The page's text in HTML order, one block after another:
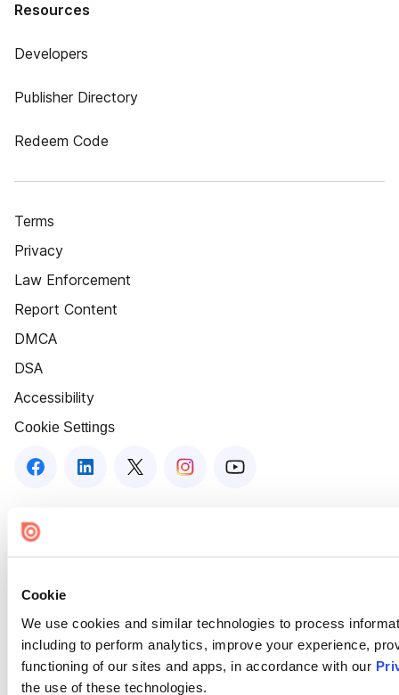
Cookie
We use cookies and similar technologies to process
including to perform analytics, improve your experience,
functioning of our sites and apps, in accordance with our
the use of these technologies.
Resources
Developers
Publisher Directory
Redeem Code
Terms
Privacy
Law Enforcement
Report Content
DMCA
DSA
Accessibility
Cookie Settings